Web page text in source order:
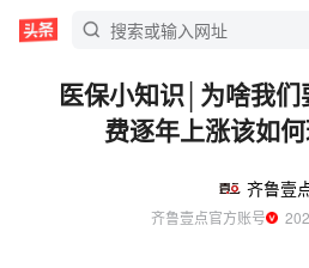
医保小知识│为啥我
费逐年上涨该如何
齐鲁壹
齐鲁壹点官方账号